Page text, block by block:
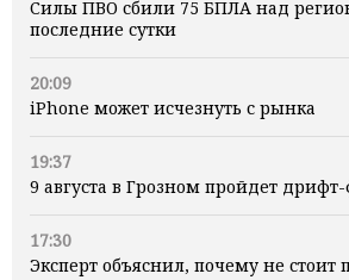
Силы ПВО сбили 75 БПЛА над
последние сутки
20:09
iPhone может исчезнуть с рынка
19:37
9 августа в Грозном пройдет
17:30
Эксперт объяснил, почему не стоит